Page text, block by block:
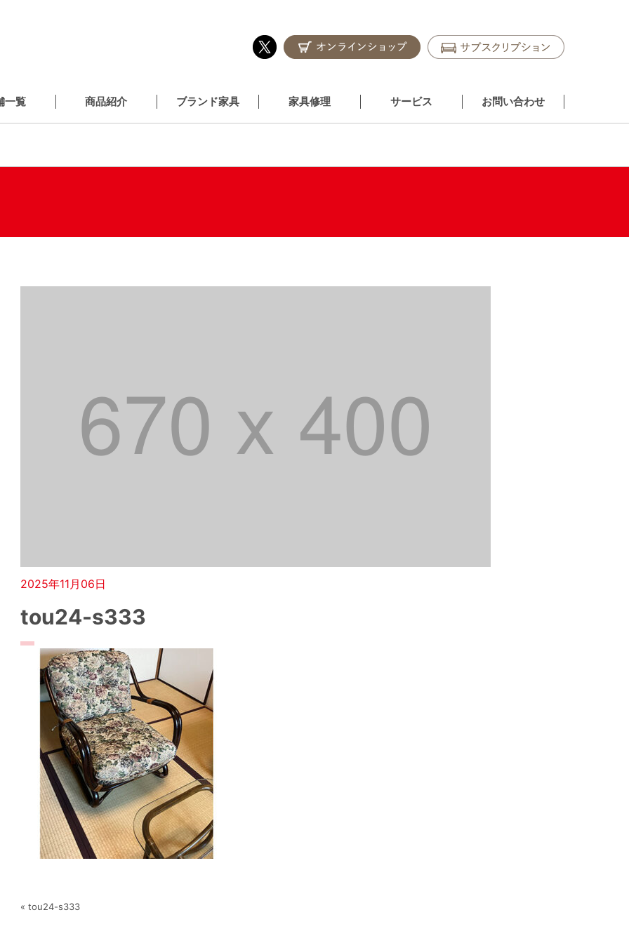
一覧 商品紹介 ブランド家具 家具修理 サービス お問い合わせ
2025年11月06日
tou24-s333
« tou24-s333